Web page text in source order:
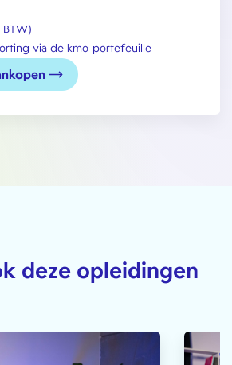
via de kmo-portefeuille
deze opleidingen